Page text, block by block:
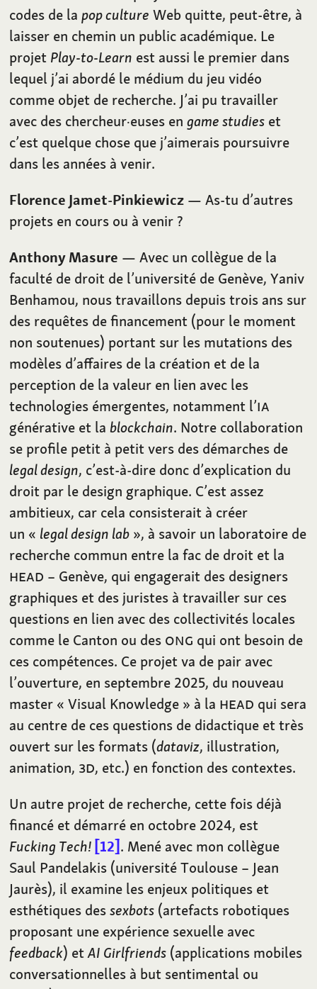
codes de lapop culture Web quitte, peut-être, à
laisser en chemin un public académique. Le
projet Play-to-Learn est aussi le premier dans
lequel j’ai abordé le médium du jeu vidéo
comme objet de recherche. J’ai pu travailler
avec des chercheur·euses engame studies et
c’est quelque chose que j’aimerais poursuivre
dans les années à venir.
Florence Jamet-Pinkiewicz — As-tu d’autres
projets en cours ou à venir ?
Anthony Masure — Avec un collègue de la
faculté de droit de l’université de Genève, Yaniv
Benhamou, nous travaillons depuis trois ans sur
des requêtes de financement (pour le moment
non soutenues) portant sur les mutations des
modèles d’affaires de la création et de la
perception de la valeur en lien avec les
technologies émergentes, notamment l’IA
générative et lablockchain. Notre collaboration
se profile petit à petit vers des démarches de
legal design, c’est-à-dire donc d’explication du
droit par le design graphique. C’est assez
ambitieux, car cela consisterait à créer
un « legal design lab », à savoir un laboratoire de
recherche commun entre la fac de droit et la
HEAD – Genève, qui engagerait des designers
graphiques et des juristes à travailler sur ces
questions en lien avec des collectivités locales
comme le Canton ou des ONG qui ont besoin de
ces compétences. Ce projet va de pair avec
l’ouverture, en septembre 2025, du nouveau
master « Visual Knowledge » à la HEAD qui sera
au centre de ces questions de didactique et très
ouvert sur les formats (dataviz, illustration,
animation, 3D, etc.) en fonction des contextes.
Un autre projet de recherche, cette fois déjà
financé et démarré en octobre 2024, est
Fucking Tech! 12 . Mené avec mon collègue
Saul Pandelakis (université Toulouse – Jean
Jaurès), il examine les enjeux politiques et
esthétiques dessexbots (artefacts robotiques
proposant une expérience sexuelle avec
feedback) etAI Girlfriends (applications mobiles
conversationnelles à but sentimental ou